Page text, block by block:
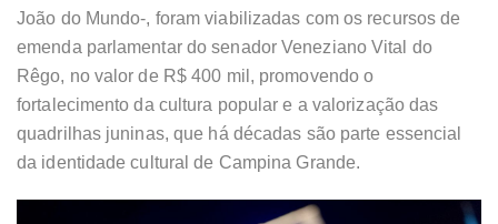
João do Mundo-, foram viabilizadas com os recursos de
emenda parlamentar do senador Veneziano Vital do
Rêgo, no valor de R$ 400 mil, promovendo o
fortalecimento da cultura popular e a valorização das
quadrilhas juninas, que há décadas são parte essencial
da identidade cultural de Campina Grande.